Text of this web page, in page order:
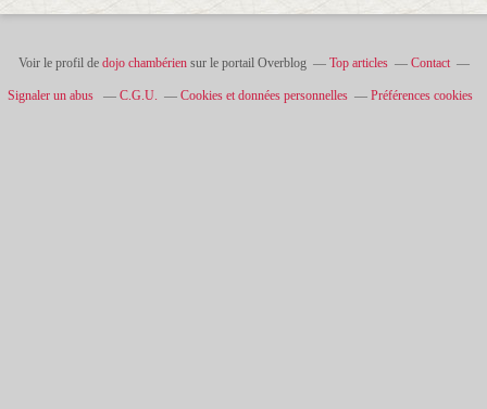
Voir le profil de dojo chambériensur le portail Overblog Top articles Contact
Signaler un abus C.G.U. Cookies et données personnelles Préférences cookies